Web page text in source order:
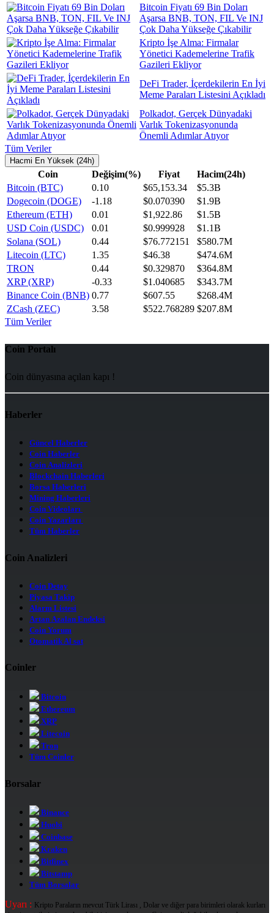
Bitcoin Fiyatı 69 Bin Doları
Aşarsa BNB, TON, FIL Ve INJ
Çok Daha Yükseğe Çıkabilir
Kripto İşe Alma: Firmalar
Yönetici Kademelerine Trafik
Gazileri Ekliyor
DeFi Trader, İçerdekilerin En İyi
Meme Paraları Listesini Açıkladı
Polkadot, Gerçek Dünyadaki
Varlık Tokenizasyonunda
Önemli Adımlar Atıyor
Tüm Veriler
Hacmi En Yüksek (24h)
Coin Değişim(%) Fiyat
Hacim(24h)
Bitcoin (BTC)
0.10 $65,153.34
$5.3B
Dogecoin (DOGE)
-1.18 $0.070390
$1.9B
Ethereum (ETH)
0.01 $1,922.86
$1.5B
USD Coin (USDC)
0.01 $0.999928
$1.1B
Solana (SOL)
0.44 $76.772151
$580.7M
Litecoin (LTC)
1.35 $46.38
$474.6M
TRON
0.44 $0.329870
$364.8M
XRP (XRP)
-0.33 $1.040685
$343.7M
Binance Coin (BNB) 0.77 $607.55
$268.4M
ZCash (ZEC)
3.58 $522.768289 $207.8M
Tüm Veriler
Coin Portalı
Coin dünyasına açılan kapı !
Haberler
Güncel Haberler
Coin Haberler
Coin Analizleri
Blockchain Haberleri
Borsa Haberleri
Mining Haberleri
Coin Videoları
Coin Yazarları
Tüm Haberler
Coin Analizleri
Coin Detay
Piyasa Takip
Alarm Listesi
Artan Azalan Endeksi
Coin Yorum
Otomatik Al sat
Coinler
Bitcoin
Ethereum
XRP
Litecoin
Tron
Tüm Coinler
Borsalar
Binance
Huobi
Coinbase
Kraken
Bitfinex
Bitstamp
Tüm Borsalar
Uyarı : Kripto Paraların mevcut Türk Lirası , Dolar ve diğer para birimleri olarak kurları